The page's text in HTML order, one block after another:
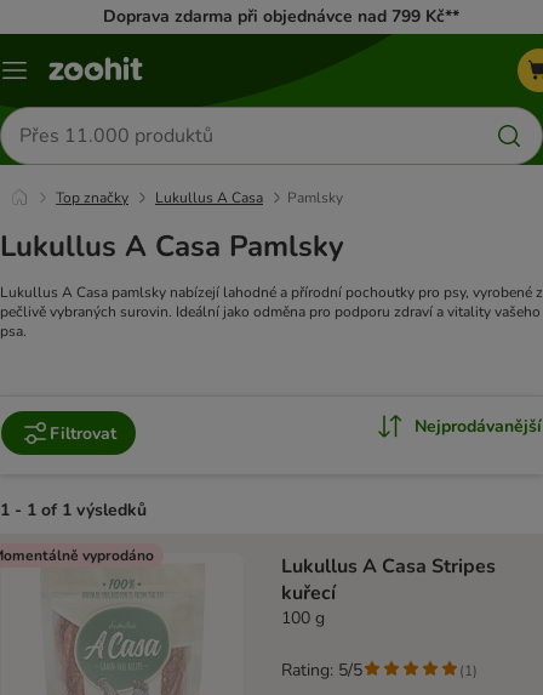
Doprava zdarma při objednávce nad 799 Kč**
Menu
Hledat
produkty
Top značky Lukullus A Casa Pamlsky
Lukullus A Casa Pamlsky
Lukullus A Casa pamlsky nabízejí lahodné a přírodní pochoutky pro psy, vyrobené z
pečlivě vybraných surovin. Ideální jako odměna pro podporu zdraví a vitality vašeho
psa.
Filtrovat Nejprodávanější
1 - 1 of 1 výsledků
product items have been changed
vyprodáno
Lukullus A Casa Stripes
kuřecí
100 g
Rating: 5/5 (1)